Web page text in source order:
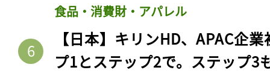
食品・消費財・アパレル
【日本】キリンHD、APAC企
プ1とステップ2で。ステップ3